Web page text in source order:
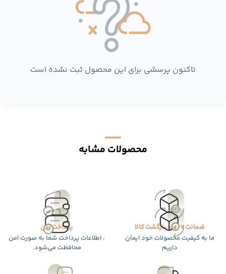
تاکنون پرسشی برای این محصول ثبت نشده است
محصولات مشابه
ضمانت 7 روزه بازگشت کالا
ما به کیفیت محصولات خود ایمان
داریم
پرداخت امن
، اطلاعات پرداخت شما به صورت امن
محافظت می‌شود.